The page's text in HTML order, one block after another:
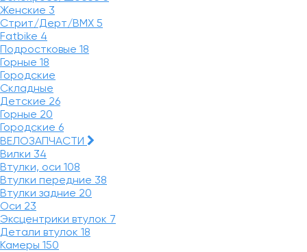
Женские 3
Стрит/Дерт/BMX 5
Fatbike 4
Подростковые 18
Горные 18
Городские
Складные
Детские 26
Горные 20
Городские 6
ВЕЛОЗАПЧАСТИ
Вилки 34
Втулки, оси 108
Втулки передние 38
Втулки задние 20
Оси 23
Эксцентрики втулок 7
Детали втулок 18
Камеры 150